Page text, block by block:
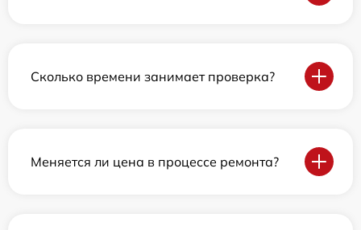
Сколько времени занимает проверка?
Меняется ли цена в процессе ремонта?